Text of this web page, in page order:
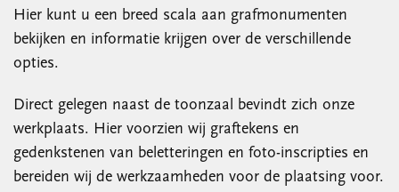
Hier kunt u een breed scala aan grafmonumenten
bekijken en informatie krijgen over de verschillende
opties.
Direct gelegen naast de toonzaal bevindt zich onze
werkplaats. Hier voorzien wij graftekens en
gedenkstenen van beletteringen en foto-inscripties en
bereiden wij de werkzaamheden voor de plaatsing voor.